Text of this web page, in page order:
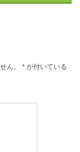
ん。 * が付いている